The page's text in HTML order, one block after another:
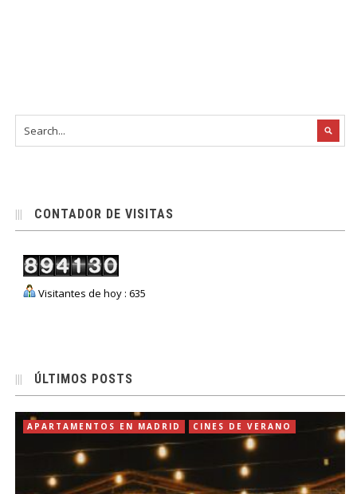
CONTADOR DE VISITAS
Visitantes de hoy : 635
ÚLTIMOS POSTS
APARTAMENTOS EN MADRID CINES DE VERANO